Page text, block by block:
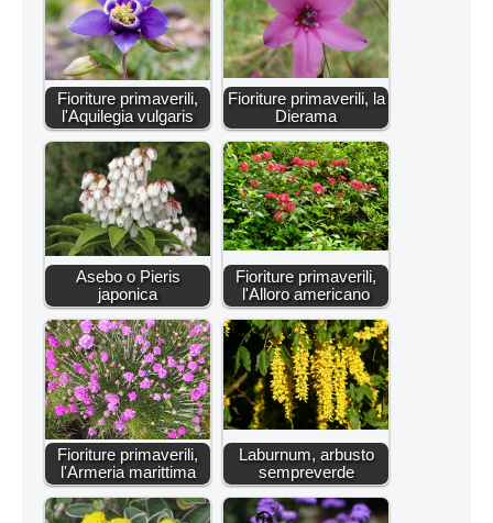
Fioriture primaverili,
l'Aquilegia vulgaris
Fioriture primaverili, la
Dierama
Asebo o Pieris
japonica
Fioriture primaverili,
l'Alloro americano
Fioriture primaverili,
l'Armeria marittima
Laburnum, arbusto
sempreverde